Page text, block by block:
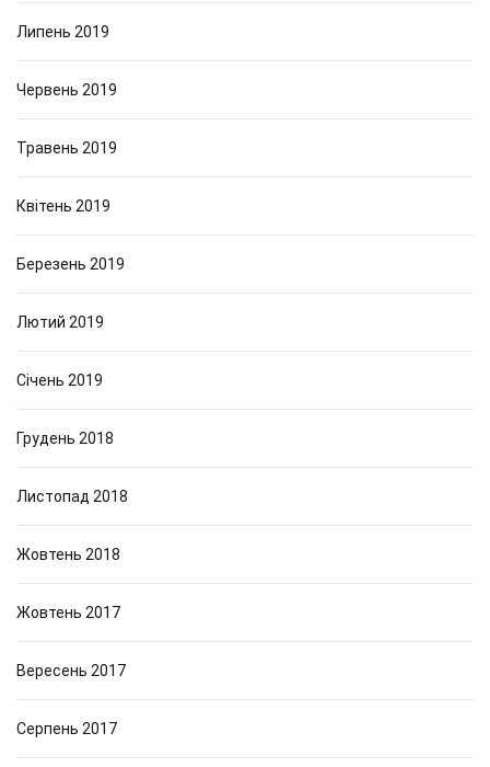
Липень 2019
Червень 2019
Травень 2019
Квітень 2019
Березень 2019
Лютий 2019
Січень 2019
Грудень 2018
Листопад 2018
Жовтень 2018
Жовтень 2017
Вересень 2017
Серпень 2017